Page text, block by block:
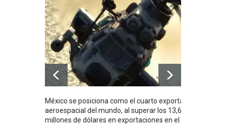
México se posiciona como el cuarto exportador
aeroespacial del mundo, al superar los 13,600
millones de dólares en exportaciones en el